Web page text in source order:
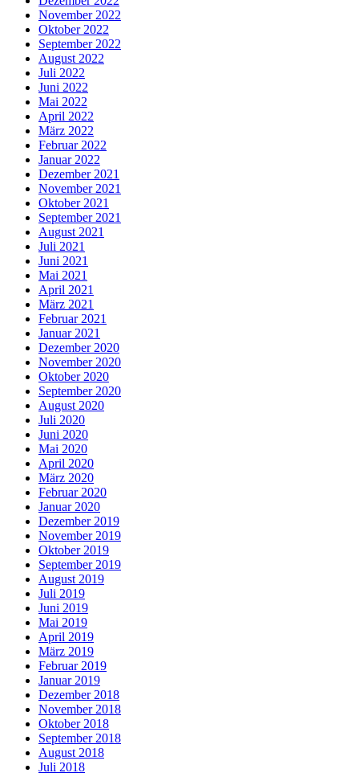
November 2022
Oktober 2022
September 2022
August 2022
Juli 2022
Juni 2022
Mai 2022
April 2022
März 2022
Februar 2022
Januar 2022
Dezember 2021
November 2021
Oktober 2021
September 2021
August 2021
Juli 2021
Juni 2021
Mai 2021
April 2021
März 2021
Februar 2021
Januar 2021
Dezember 2020
November 2020
Oktober 2020
September 2020
August 2020
Juli 2020
Juni 2020
Mai 2020
April 2020
März 2020
Februar 2020
Januar 2020
Dezember 2019
November 2019
Oktober 2019
September 2019
August 2019
Juli 2019
Juni 2019
Mai 2019
April 2019
März 2019
Februar 2019
Januar 2019
Dezember 2018
November 2018
Oktober 2018
September 2018
August 2018
Juli 2018